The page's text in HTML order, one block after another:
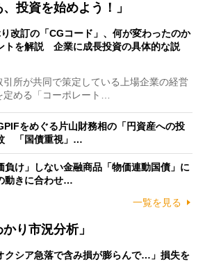
投資を始めよう！」
改訂の「CGコード」、何が変わったのか
トを解説 企業に成長投資の具体的な説
所が共同で策定している上場企業の経営
定める「コーポレート…
をめぐる片山財務相の「円資産への投
「国債重視」…
負け」しない金融商品「物価連動国債」に
動きに合わせ…
一覧を見る
り市況分析」
クシア急落で含み損が膨らんで…」損失を